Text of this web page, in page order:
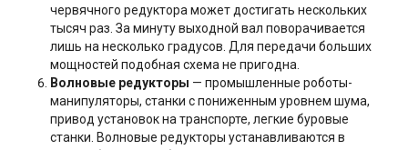
червячного редуктора может достигать нескольких
тысяч раз. За минуту выходной вал поворачивается
лишь на несколько градусов. Для передачи больших
мощностей подобная схема не пригодна.
Волновые редукторы — промышленные роботы-
манипуляторы, станки с пониженным уровнем шума,
привод установок на транспорте, легкие буровые
станки. Волновые редукторы устанавливаются в